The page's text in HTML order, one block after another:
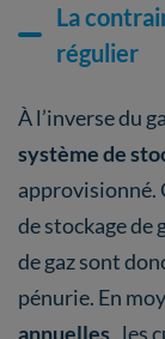
La
régulier
À l’inverse du
système de
approvisionné.
de stockage de
de gaz sont
pénurie. En
annuelles , les